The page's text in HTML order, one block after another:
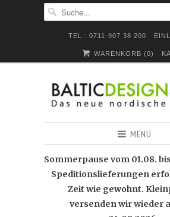
TEL.: 0711-907 38 200
WARENKORB (0)
MENÜ
Sommerpause vom 01.08.
Speditionslieferungen
Zeit wie gewohnt.
versenden wir wieder